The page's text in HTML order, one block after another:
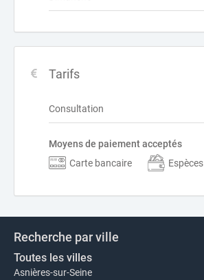
Tarifs
Consultation
Moyens de paiement acceptés
Carte bancaire
Espèces
Recherche par ville
Toutes les villes
Asnières-sur-Seine